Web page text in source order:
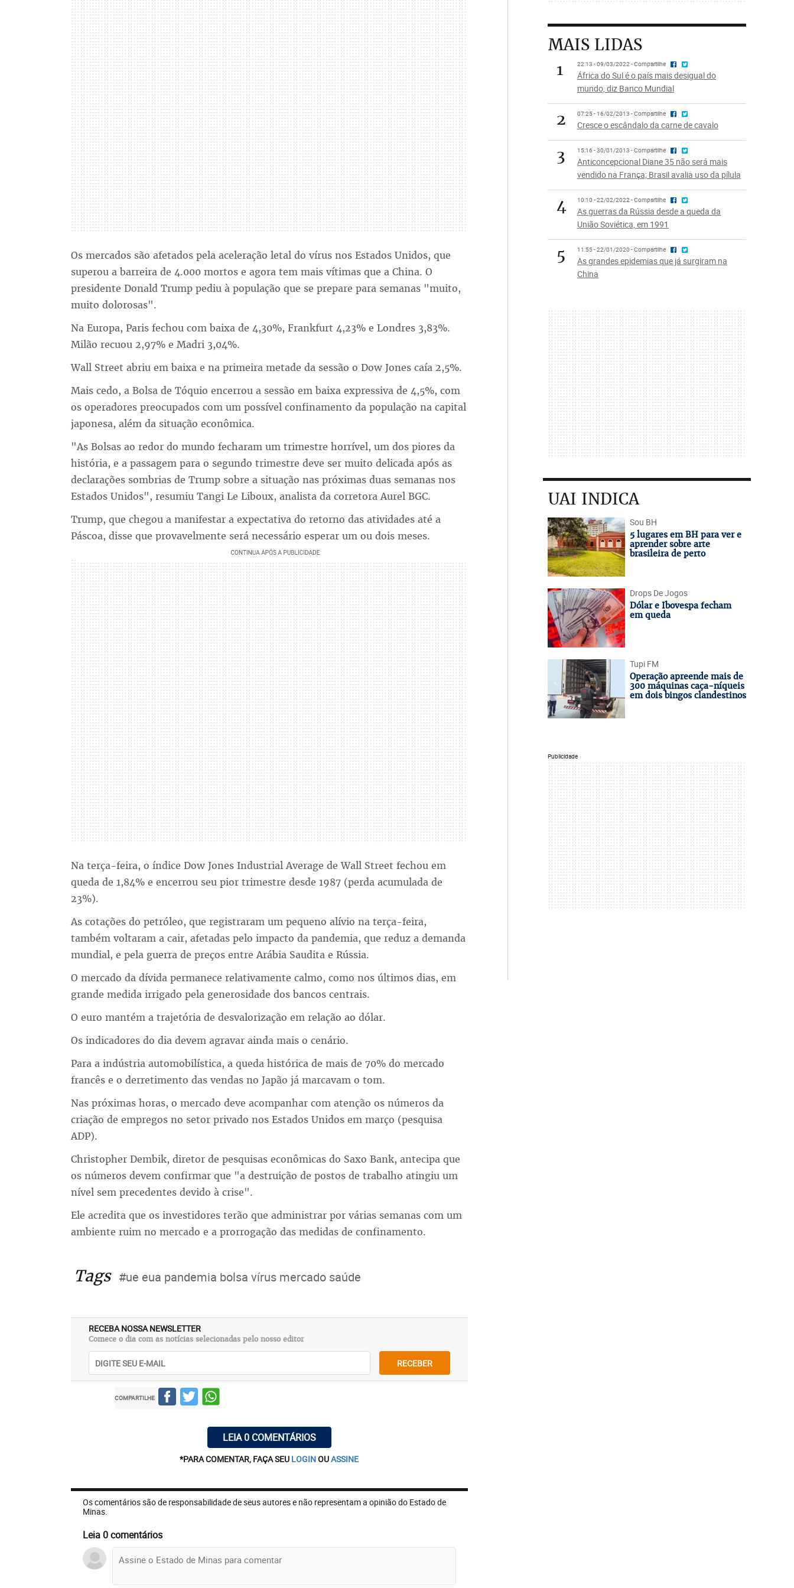
Os mercados são afetados pela aceleração letal do vírus nos Estados Unidos, que
superou a barreira de 4.000 mortos e agora tem mais vítimas que a China. O
presidente Donald Trump pediu à população que se prepare para semanas "muito,
muito dolorosas".
Na Europa, Paris fechou com baixa de 4,30%, Frankfurt 4,23% e Londres 3,83%.
Milão recuou 2,97% e Madri 3,04%.
Wall Street abriu em baixa e na primeira metade da sessão o Dow Jones caía 2,5%.
Mais cedo, a Bolsa de Tóquio encerrou a sessão em baixa expressiva de 4,5%, com
os operadores preocupados com um possível confinamento da população na capital
japonesa, além da situação econômica.
"As Bolsas ao redor do mundo fecharam um trimestre horrível, um dos piores da
história, e a passagem para o segundo trimestre deve ser muito delicada após as
declarações sombrias de Trump sobre a situação nas próximas duas semanas nos
Estados Unidos", resumiu Tangi Le Liboux, analista da corretora Aurel BGC.
Trump, que chegou a manifestar a expectativa do retorno das atividades até a
Páscoa, disse que provavelmente será necessário esperar um ou dois meses.
Na terça-feira, o índice Dow Jones Industrial Average de Wall Street fechou em
queda de 1,84% e encerrou seu pior trimestre desde 1987 (perda acumulada de
23%).
As cotações do petróleo, que registraram um pequeno alívio na terça-feira,
também voltaram a cair, afetadas pelo impacto da pandemia, que reduz a demanda
mundial, e pela guerra de preços entre Arábia Saudita e Rússia.
O mercado da dívida permanece relativamente calmo, como nos últimos dias, em
grande medida irrigado pela generosidade dos bancos centrais.
O euro mantém a trajetória de desvalorização em relação ao dólar.
Os indicadores do dia devem agravar ainda mais o cenário.
Para a indústria automobilística, a queda histórica de mais de 70% do mercado
francês e o derretimento das vendas no Japão já marcavam o tom.
Nas próximas horas, o mercado deve acompanhar com atenção os números da
criação de empregos no setor privado nos Estados Unidos em março (pesquisa
ADP).
Christopher Dembik, diretor de pesquisas econômicas do Saxo Bank, antecipa que
os números devem confirmar que "a destruição de postos de trabalho atingiu um
nível sem precedentes devido à crise".
Ele acredita que os investidores terão que administrar por várias semanas com um
ambiente ruim no mercado e a prorrogação das medidas de confinamento.
Tags #ue eua pandemia bolsa vírus mercado saúde
RECEBA NOSSA NEWSLETTER
Comece o dia com as notícias selecionadas pelo nosso editor
RECEBER
COMPARTILHE
LEIA 0 COMENTÁRIOS
*PARA COMENTAR, FAÇA SEU LOGINOUASSINE
Os comentários são de responsabilidade de seus autores e não representam a opinião do Estado de
Minas.
Leia 0 comentários
MAIS LIDAS
1
22:13 - 09/03/2022 - Compartilhe
África do Sul é o país mais desigual do
mundo, diz Banco Mundial
2 07:25 - 16/02/2013 - Compartilhe
Cresce o escândalo da carne de cavalo
3 15:16 - 30/01/2013 - Compartilhe
Anticoncepcional Diane 35 não será mais
vendido na França; Brasil avalia uso da pílula
4 10:10 - 22/02/2022 - Compartilhe
As guerras da Rússia desde a queda da
União Soviética, em 1991
5 11:55 - 22/01/2020 - Compartilhe
As grandes epidemias que já surgiram na
China
UAI INDICA
Sou BH
5 lugares em BH para ver e
aprender sobre arte
brasileira de perto
Drops De Jogos
Dólar e Ibovespa fecham
em queda
Tupi FM
Operação apreende mais de
300 máquinas caça-níqueis
em dois bingos clandestinos
Publicidade